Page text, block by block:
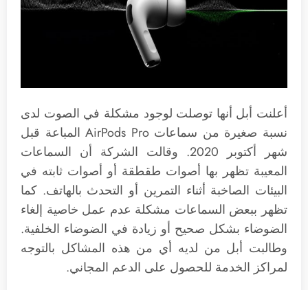
أعلنت أبل أنها توصلت لوجود مشكلة في الصوت لدى
نسبة صغيرة من سماعات AirPods Pro المباعة قبل
شهر أكتوبر 2020. وقالت الشركة أن السماعات
المعيبة تظهر بها أصوات طقطقة أو أصوات ثابته في
البيئات الصاخبة أثناء التمرين أو التحدث بالهاتف. كما
تظهر ببعض السماعات مشكلة عدم عمل خاصية إلغاء
الضوضاء بشكل صحيح أو زيادة في الضوضاء الخلفية.
وطالبت أبل من لديه أي من هذه المشاكل بالتوجه
لمراكز الخدمة للحصول على الدعم المجاني.